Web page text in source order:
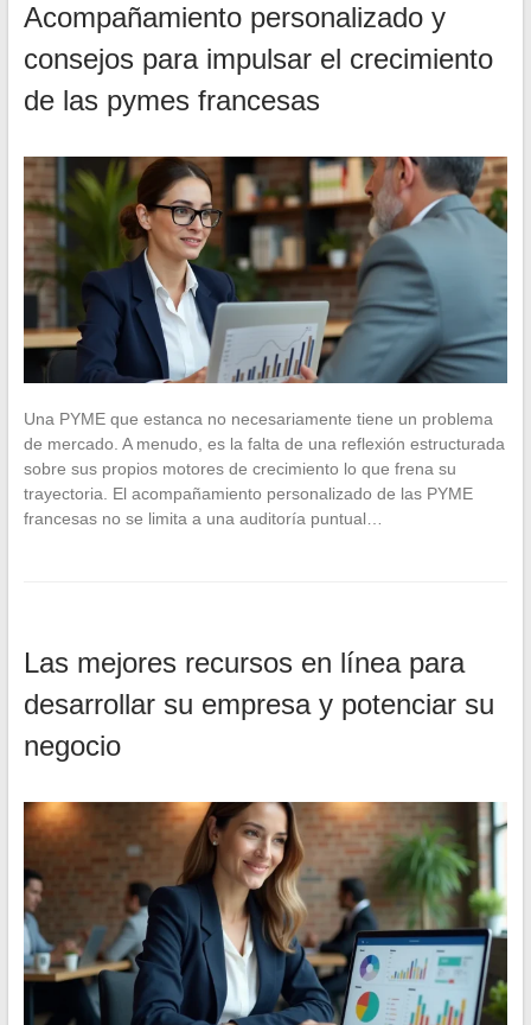
Acompañamiento personalizado y
consejos para impulsar el crecimiento
de las pymes francesas
Una PYME que estanca no necesariamente tiene un problema
de mercado. A menudo, es la falta de una reflexión estructurada
sobre sus propios motores de crecimiento lo que frena su
trayectoria. El acompañamiento personalizado de las PYME
francesas no se limita a una auditoría puntual…
Las mejores recursos en línea para
desarrollar su empresa y potenciar su
negocio